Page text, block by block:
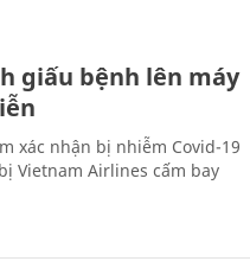
giấu bệnh lên máy
xác nhận bị nhiễm Covid-19
Vietnam Airlines cấm bay